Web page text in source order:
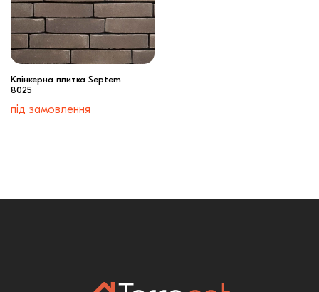
Клінкерна плитка Septem
8025
під замовлення